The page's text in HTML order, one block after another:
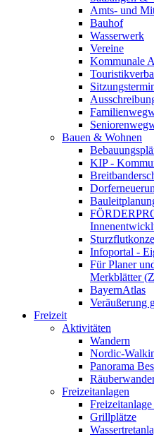
Amts- und
Bauhof
Wasserwerk
Vereine
Kommunale
Bauen & Wohnen
KIP -
Infoportal -
Für Planer
Merkblätter
BayernAtlas
Veräußerung
Freizeit
Aktivitäten
Wandern
Nordic-
Panorama
Freizeitanlagen
Grillplätze